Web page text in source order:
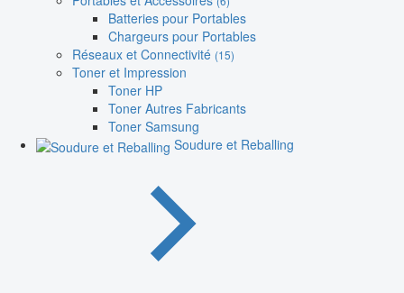
Batteries pour Portables
Chargeurs pour Portables
Réseaux et Connectivité (15)
Toner et Impression
Toner HP
Toner Autres Fabricants
Toner Samsung
Soudure et Reballing